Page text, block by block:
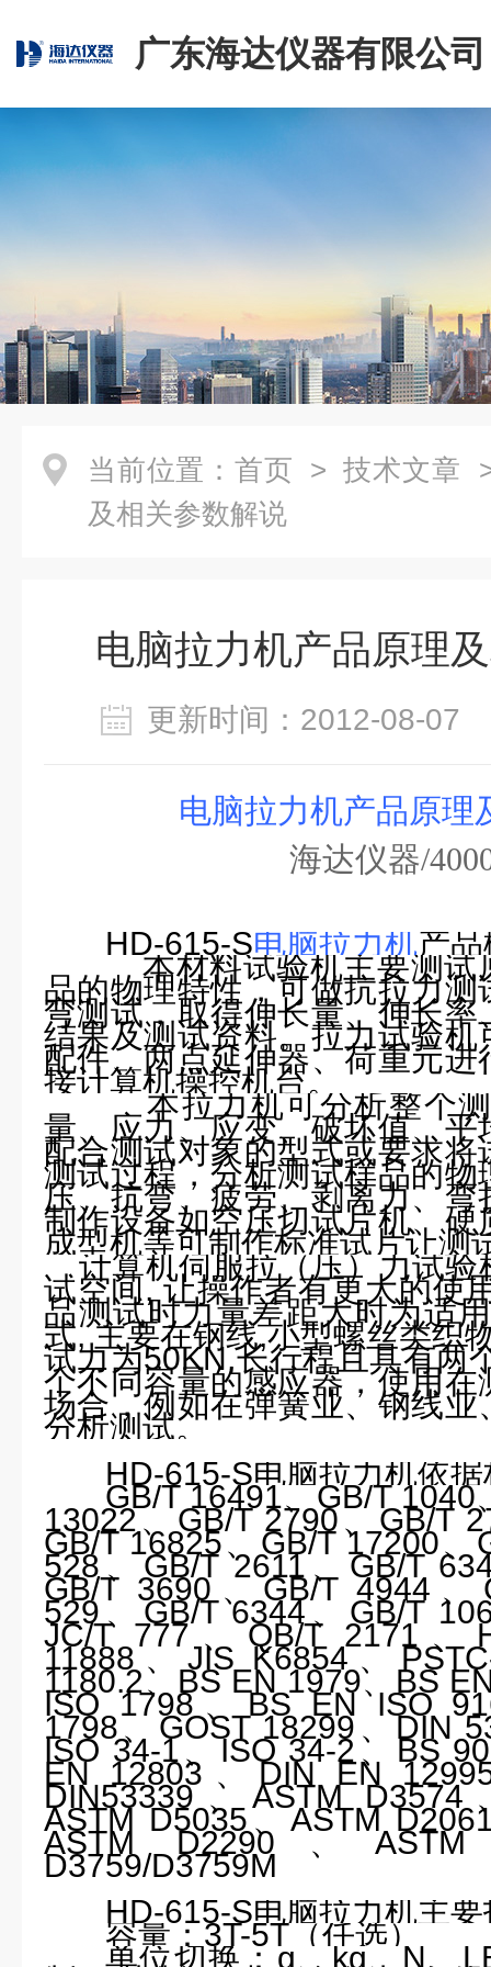
广东海达仪器有限公司
当前位置： 首页 > 技术文章
及相关参数解说
电脑拉力机产品原理
更新时间：2012-08-
电脑拉力机产品原理
海达仪器/
HD-615-S电脑拉力机产
本材料试验机主要测试
品的物理特性，可做抗拉力
弯测试，取得伸长量、伸长
结果及测试资料。拉力试验
配件、两点延伸器、荷重元
接计算机操控机台。
本拉力机可分析整个
量、应力、应变、破坏值、
配合测试对象的型式或要求
测试过程，分析测试样品的
压、抗弯、疲劳、剥离力、
制作设备如空压切试片机、
成型机等可制作标准试片让测
计算机伺服拉（压）力试验
试空间,让操作者有更大的使
品测试时力量差距大时为适
式,主要在钢线,小型螺丝类织
试力为50KN,长行程且具有两
个不同容量的感应器，使用
场合，例如在弹簧业、钢线
分析测试。
HD-615-S电脑拉力机依
GB/T 16491、GB/T 1040
13022、GB/T 2790、 GB/T
GB/T 16825、 GB/T 17200、
528 、GB/T 2611、GB/T
GB/T 3690、GB/T 4944 、
529 、GB/T 6344、 GB/T
JC/T 777、QB/T 2171 、
11888、JIS K6854、
1180.2、 BS EN 1979、 BS
ISO 1798、BS EN ISO
1798、 GOST 18299 、DIN
ISO 34-1、ISO 34-2 、 BS
EN 12803 、DIN EN
DIN53339、ASTM D3574
ASTM D5035、ASTM
ASTM D2290 、
D3759/D3759M
HD-615-S电脑拉力机主
容量：3T-5T（任选）
单位切换： g、kg、N、